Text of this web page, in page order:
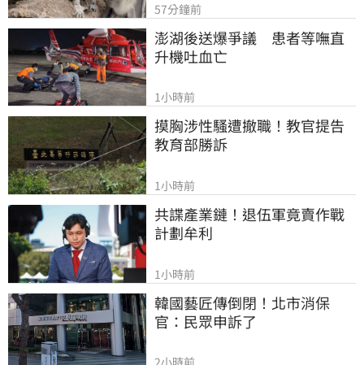
57分鐘前
澎湖後送爆爭議　患者等嘸直
升機吐血亡
1小時前
摸胸涉性騷遭撤職！教官提告
教育部勝訴
1小時前
共諜產業鏈！退伍軍竟賣作戰
計劃牟利
1小時前
韓國藝匠傳倒閉！北市消保
官：民眾申訴了
2小時前